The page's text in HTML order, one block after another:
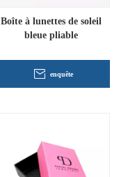
Boîte à lunettes de soleil
bleue pliable
enquête